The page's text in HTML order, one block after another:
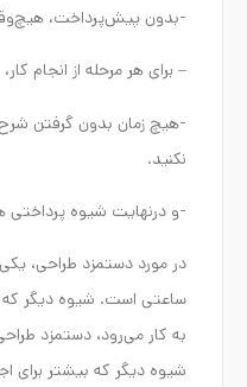
-بدون پیش‌پرداخت، هیچ‌وقت
– برای هر مرحله از انجام
-هیچ زمان بدون گرفتن شرح
نکنید.
-و درنهایت شیوه
در مورد دستمزد طراحی،
ساعتی است. شیوه دیگر که
به کار می‌رود، دستمزد
شیوه دیگر که بیشتر برای